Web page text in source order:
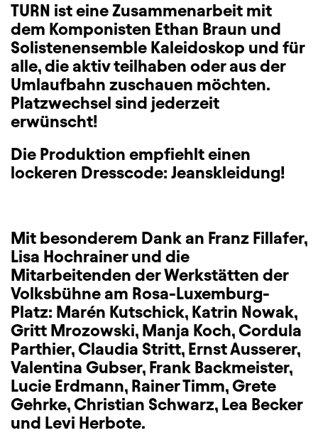
TURN ist eine Zusammenarbeit mit
dem Komponisten Ethan Braun und
Solistenensemble Kaleidoskop und für
alle, die aktiv teilhaben oder aus der
Umlaufbahn zuschauen möchten.
Platzwechsel sind jederzeit
erwünscht!
Die Produktion empfiehlt einen
lockeren Dresscode: Jeanskleidung!
Mit besonderem Dank an Franz Fillafer,
Lisa Hochrainer und die
Mitarbeitenden der Werkstätten der
Volksbühne am Rosa-Luxemburg-
Platz: Marén Kutschick, Katrin Nowak,
Gritt Mrozowski, Manja Koch, Cordula
Parthier, Claudia Stritt, Ernst Ausserer,
Valentina Gubser, Frank Backmeister,
Lucie Erdmann, Rainer Timm, Grete
Gehrke, Christian Schwarz, Lea Becker
und Levi Herbote.